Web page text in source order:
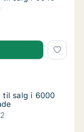
salg i 6040
salg i 6000
Kolding,
salg i 6000
til salg i 6000
salg i 6000